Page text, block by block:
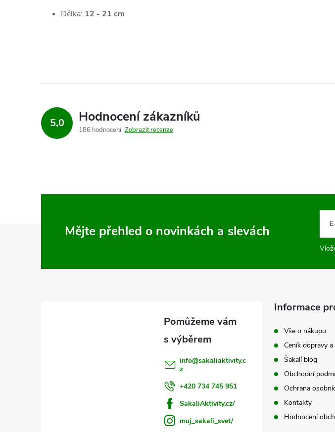
Délka: 12 - 21 cm
5,0 Hodnocení zákazníků
186 hodnocení Zobrazit recenze
Mějte přehled o novinkách a slevách
info@sakaliaktivity.c
z
+420 734 745 951
SakaliAktivity.cz/
muj_sakali_svet/
Informace
Vše o nákupu
Ceník dopravy
Šakalí blog
Obchodní
Ochrana
Kontakty
Hodnocení